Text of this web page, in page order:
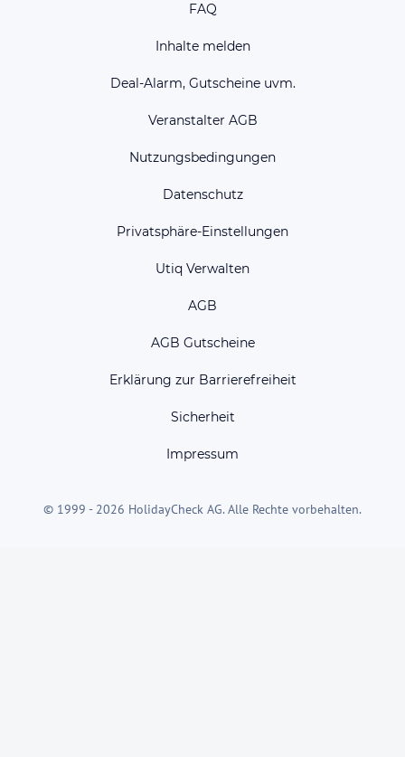
FAQ
Inhalte melden
Deal-Alarm, Gutscheine uvm.
Veranstalter AGB
Nutzungsbedingungen
Datenschutz
Privatsphäre-Einstellungen
Utiq Verwalten
AGB
AGB Gutscheine
Erklärung zur Barrierefreiheit
Sicherheit
Impressum
© 1999 - 2026 HolidayCheck AG. Alle Rechte vorbehalten.